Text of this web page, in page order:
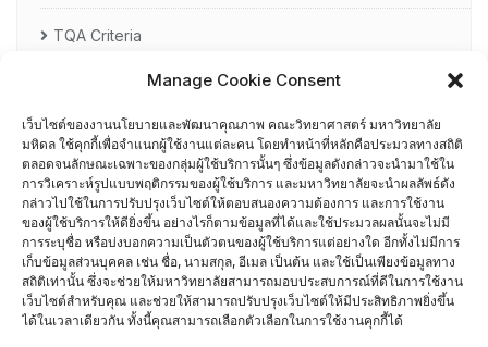
Manage Cookie Consent
เว็บไซต์ของงานนโยบายและพัฒนาคุณภาพ คณะวิทยาศาสตร์ มหาวิทยาลัย
มหิดล ใช้คุกกี้เพื่อจำแนกผู้ใช้งานแต่ละคน โดยทำหน้าที่หลักคือประมวลทางสถิติ
ตลอดจนลักษณะเฉพาะของกลุ่มผู้ใช้บริการนั้นๆ ซึ่งข้อมูลดังกล่าวจะนำมาใช้ใน
การวิเคราะห์รูปแบบพฤติกรรมของผู้ใช้บริการ และมหาวิทยาลัยจะนำผลลัพธ์ดัง
กล่าวไปใช้ในการปรับปรุงเว็บไซต์ให้ตอบสนองความต้องการ และการใช้งาน
ของผู้ใช้บริการให้ดียิ่งขึ้น อย่างไรก็ตามข้อมูลที่ได้และใช้ประมวลผลนั้นจะไม่มี
การระบุชื่อ หรือบ่งบอกความเป็นตัวตนของผู้ใช้บริการแต่อย่างใด อีกทั้งไม่มีการ
เก็บข้อมูลส่วนบุคคล เช่น ชื่อ, นามสกุล, อีเมล เป็นต้น และใช้เป็นเพียงข้อมูลทาง
สถิติเท่านั้น ซึ่งจะช่วยให้มหาวิทยาลัยสามารถมอบประสบการณ์ที่ดีในการใช้งาน
เว็บไซต์สำหรับคุณ และช่วยให้สามารถปรับปรุงเว็บไซต์ให้มีประสิทธิภาพยิ่งขึ้น
ได้ในเวลาเดียวกัน ทั้งนี้คุณสามารถเลือกตัวเลือกในการใช้งานคุกกี้ได้
TQA Criteria
ผู้ผ่านการอบรม AUN-QA
ผู้ผ่านการอบรม EdPEx Assessor
รายชื่อกรรมการเยี่ยมสำรวจภาควิชา
ศึกษาดูงาน
อื่น ๆ
กรรมการบริหารความเสี่ยง